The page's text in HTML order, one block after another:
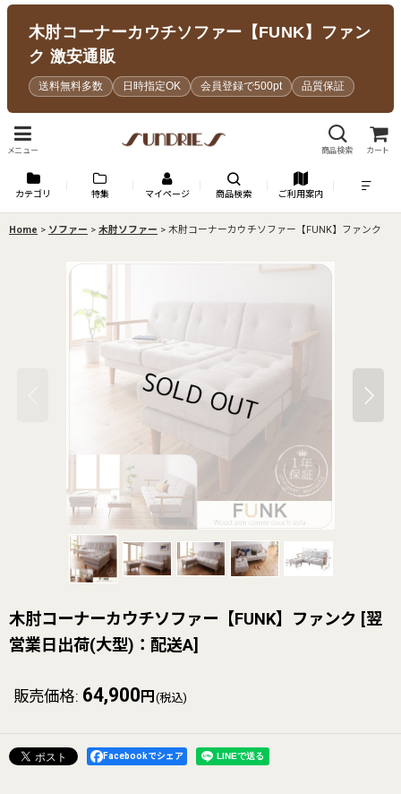
木肘コーナーカウチソファー【FUNK】ファン
ク 激安通販
送料無料多数 日時指定OK 会員登録で500pt 品質保証
メニュー 商品検索 カート
カテゴリ 特集 マイページ 商品検索 ご利用案内
Home > ソファー > 木肘ソファー > 木肘コーナーカウチソファー【FUNK】ファンク
木肘コーナーカウチソファー【FUNK】ファンク [翌
営業日出荷(大型)：配送A]
販売価格: 64,900 円 (税込)
Facebookでシェア